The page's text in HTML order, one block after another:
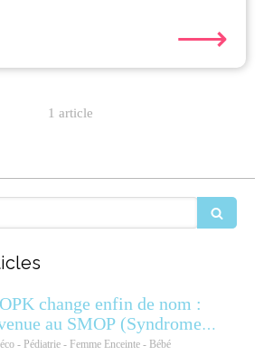
⟶
1 article
change enfin de nom :
au SMOP (Syndrome
Ovarien
- Pédiatrie - Femme Enceinte - Bébé